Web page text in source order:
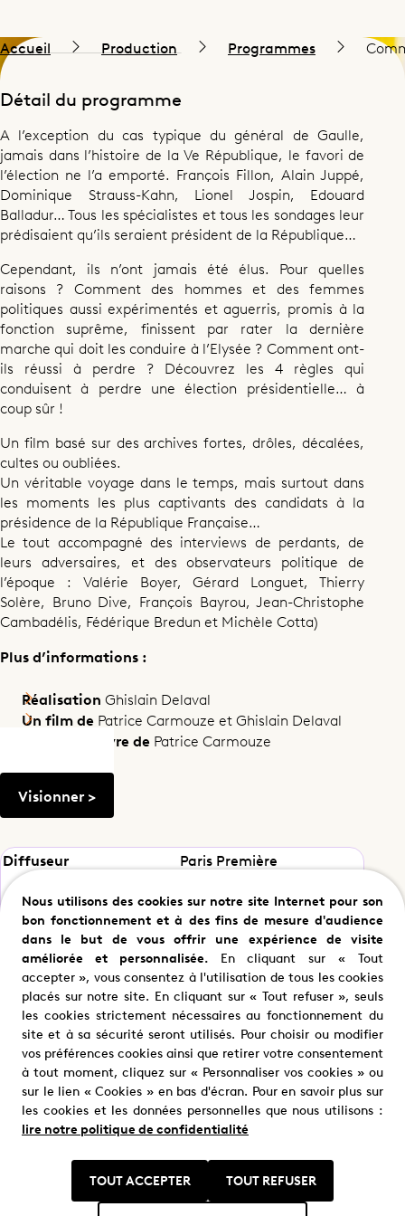
Documentaire
Comment perdre une élection
présidentielle à coup sûr !
Partager ce programme
Accueil Production Programmes
Détail du programme
A l’exception du cas typique du général de Gaulle,
jamais dans l’histoire de la Ve République, le favori de
l’élection ne l’a emporté. François Fillon, Alain Juppé,
Dominique Strauss-Kahn, Lionel Jospin, Edouard
Balladur… Tous les spécialistes et tous les sondages leur
prédisaient qu’ils seraient président de la République…
Cependant, ils n’ont jamais été élus. Pour quelles
raisons ? Comment des hommes et des femmes
politiques aussi expérimentés et aguerris, promis à la
fonction suprême, finissent par rater la dernière
marche qui doit les conduire à l’Elysée ? Comment ont-
ils réussi à perdre ? Découvrez les 4 règles qui
conduisent à perdre une élection présidentielle… à
coup sûr !
Un film basé sur des archives fortes, drôles, décalées,
cultes ou oubliées.
Un véritable voyage dans le temps, mais surtout dans
les moments les plus captivants des candidats à la
présidence de la République Française…
Le tout accompagné des interviews de perdants, de
leurs adversaires, et des observateurs politique de
l’époque : Valérie Boyer, Gérard Longuet, Thierry
Solère, Bruno Dive, François Bayrou, Jean-Christophe
Cambadélis, Fédérique Bredun et Michèle Cotta)
Plus d’informations :
Réalisation Ghislain Delaval
Un film de Patrice Carmouze et Ghislain Delaval
Adapté du livre de Patrice Carmouze
Visionner >
Diffuseur Paris Première
Format 52'
Producteur(rice) Caroline Broussaud
Production france.tv studio
Nous trouver
Où nous trouver ?
Nous utilisons des cookies sur notre site Internet pour son
bon fonctionnement et à des fins de mesure d'audience
dans le but de vous offrir une expérience de visite
améliorée et personnalisée.En cliquant sur « Tout
accepter », vous consentez à l'utilisation de tous les cookies
placés sur notre site. En cliquant sur « Tout refuser », seuls
les cookies strictement nécessaires au fonctionnement du
site et à sa sécurité seront utilisés. Pour choisir ou modifier
vos préférences cookies ainsi que retirer votre consentement
à tout moment, cliquez sur « Personnaliser vos cookies » ou
sur le lien « Cookies » en bas d'écran. Pour en savoir plus sur
les cookies et les données personnelles que nous utilisons :
lire notre politique de confidentialité
TOUT ACCEPTER TOUT REFUSER